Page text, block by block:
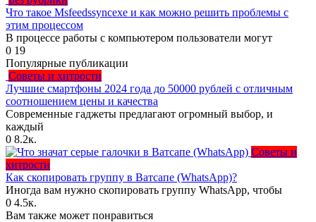
Что такое Msfeedssyncexe и как можно решить проблемы с
этим процессом
В процессе работы с компьютером пользователи могут
0 19
Популярные публикации
Советы и хитрости
Лучшие смартфоны 2024 года до 50000 рублей с отличным
соотношением цены и качества
Современные гаджеты предлагают огромный выбор, и
каждый
0 8.2к.
Советы и
хитрости
Как скопировать группу в Ватсапе (WhatsApp)?
Иногда вам нужно скопировать группу WhatsApp, чтобы
0 4.5к.
Вам также может понравиться